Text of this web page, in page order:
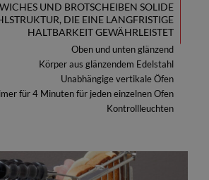
UND BROTSCHEIBEN SOLIDE
DIE EINE LANGFRISTIGE
HALTBARKEIT GEWÄHRLEISTET
Oben und unten glänzend
Körper aus glänzendem Edelstahl
Unabhängige vertikale Öfen
für 4 Minuten für jeden einzelnen Ofen
Kontrollleuchten